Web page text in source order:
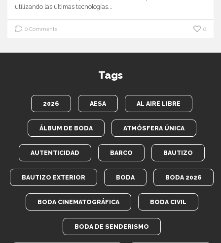
utilizando las últimas tecnologías...
0 Comments 0
Tags
2026 AESA AL AIRE LIBRE
ÁLBUM DE BODA ATMÓSFERA ÚNICA
AUTENTICIDAD BARCO BAUTIZO
BAUTIZO EXTERIOR BODA BODA 2026
BODA CINEMATOGRÁFICA BODA CIVIL
BODA DE SENDERISMO